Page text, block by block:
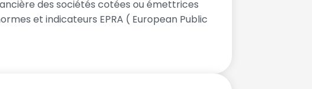
des sociétés cotées ou émettrices
et indicateurs EPRA ( European Public